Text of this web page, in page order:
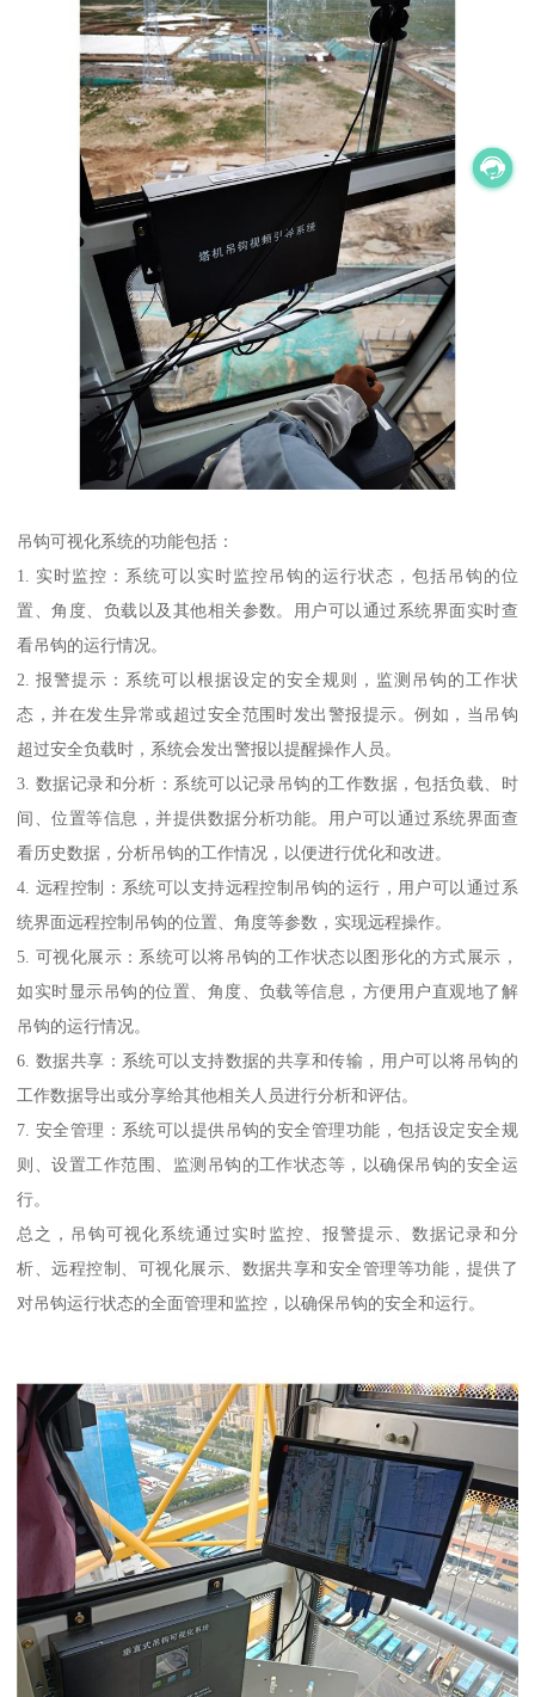
吊钩可视化系统的功能包括：
1. 实时监控：系统可以实时监控吊钩的运行状态，包括吊钩的位
置、角度、负载以及其他相关参数。用户可以通过系统界面实时查
看吊钩的运行情况。
2. 报警提示：系统可以根据设定的安全规则，监测吊钩的工作状
态，并在发生异常或超过安全范围时发出警报提示。例如，当吊钩
超过安全负载时，系统会发出警报以提醒操作人员。
3. 数据记录和分析：系统可以记录吊钩的工作数据，包括负载、时
间、位置等信息，并提供数据分析功能。用户可以通过系统界面查
看历史数据，分析吊钩的工作情况，以便进行优化和改进。
4. 远程控制：系统可以支持远程控制吊钩的运行，用户可以通过系
统界面远程控制吊钩的位置、角度等参数，实现远程操作。
5. 可视化展示：系统可以将吊钩的工作状态以图形化的方式展示，
如实时显示吊钩的位置、角度、负载等信息，方便用户直观地了解
吊钩的运行情况。
6. 数据共享：系统可以支持数据的共享和传输，用户可以将吊钩的
工作数据导出或分享给其他相关人员进行分析和评估。
7. 安全管理：系统可以提供吊钩的安全管理功能，包括设定安全规
则、设置工作范围、监测吊钩的工作状态等，以确保吊钩的安全运
行。
总之，吊钩可视化系统通过实时监控、报警提示、数据记录和分
析、远程控制、可视化展示、数据共享和安全管理等功能，提供了
对吊钩运行状态的全面管理和监控，以确保吊钩的安全和运行。